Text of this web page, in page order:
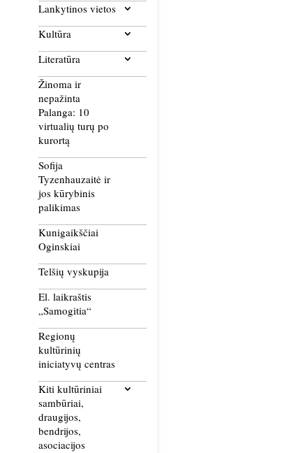
Lankytinos vietos
Kultūra
Literatūra
Žinoma ir
nepažinta
Palanga: 10
virtualių turų po
kurortą
Sofija
Tyzenhauzaitė ir
jos kūrybinis
palikimas
Kunigaikščiai
Oginskiai
Telšių vyskupija
El. laikraštis
„Samogitia“
Regionų
kultūrinių
iniciatyvų centras
Kiti kultūriniai
sambūriai,
draugijos,
bendrijos,
asociacijos